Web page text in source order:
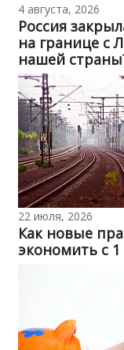
4 августа, 2026
Россия
на границе с
нашей
22 июля, 2026
Как новые
экономить с